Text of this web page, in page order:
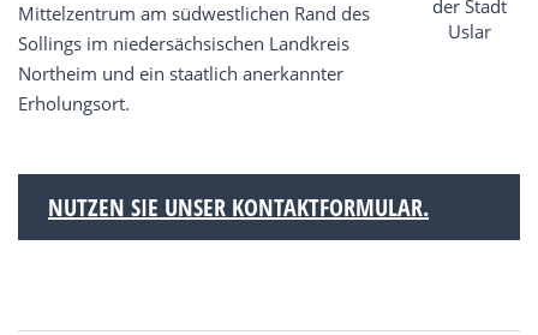
Mittelzentrum am südwestlichen Rand des
Sollings im niedersächsischen Landkreis
Northeim und ein staatlich anerkannter
Erholungsort.
NUTZEN SIE UNSER KONTAKTFORMULAR.